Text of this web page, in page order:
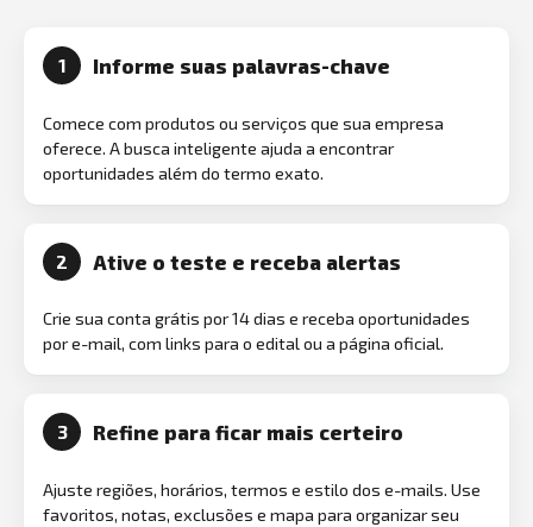
1 Informe suas palavras-chave
Comece com produtos ou serviços que sua empresa
oferece. A busca inteligente ajuda a encontrar
oportunidades além do termo exato.
2 Ative o teste e receba alertas
Crie sua conta grátis por 14 dias e receba oportunidades
por e-mail, com links para o edital ou a página oficial.
3 Refine para ficar mais certeiro
Ajuste regiões, horários, termos e estilo dos e-mails. Use
favoritos, notas, exclusões e mapa para organizar seu